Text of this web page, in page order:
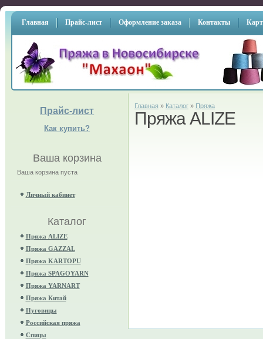
Главная Прайс-лист Оформление заказа Контакты
Прайс-лист
Как купить?
Ваша корзина
Ваша корзина пуста
Личный кабинет
Каталог
Пряжа ALIZE
Пряжа GAZZAL
Пряжа KARTOPU
Пряжа SPAGOYARN
Пряжа YARNART
Пряжа Китай
Пуговицы
Российская пряжа
Спицы
Главная » Каталог» Пряжа
Пряжа ALIZE